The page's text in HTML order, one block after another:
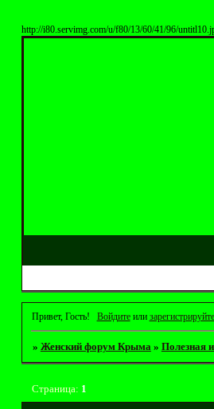
http://i80.servimg.com/u/f80/13/60/41/96/
Привет, Гость! Войдитеили
» Женский форум Крыма » Полезная
Страница: 1